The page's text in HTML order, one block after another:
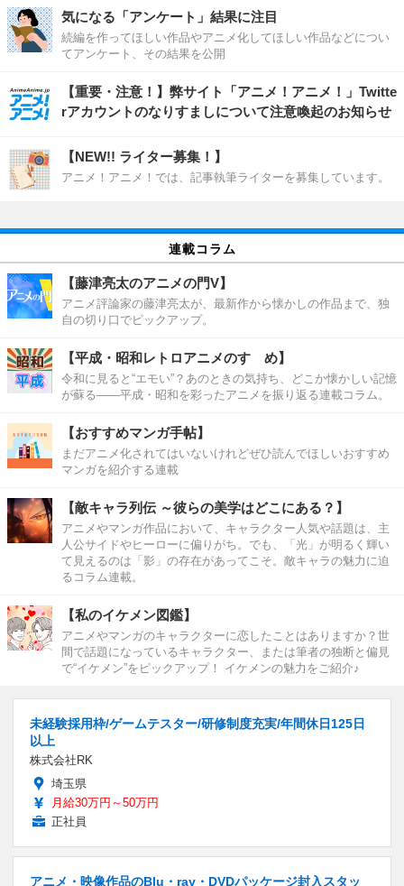
気になる「アンケート」結果に注目
続編を作ってほしい作品やアニメ化してほしい作品などについ
てアンケート、その結果を公開
【重要・注意！】弊サイト「アニメ！アニメ！」Twitte
rアカウントのなりすましについて注意喚起のお知らせ
【NEW!! ライター募集！】
アニメ！アニメ！では、記事執筆ライターを募集しています。
連載コラム
【藤津亮太のアニメの門V】
アニメ評論家の藤津亮太が、最新作から懐かしの作品まで、独
自の切り口でピックアップ。
【平成・昭和レトロアニメのすゝめ】
令和に見ると“エモい”？あのときの気持ち、どこか懐かしい記憶
が蘇る――平成・昭和を彩ったアニメを振り返る連載コラム。
【おすすめマンガ手帖】
まだアニメ化されてはいないけれどぜひ読んでほしいおすすめ
マンガを紹介する連載
【敵キャラ列伝 ～彼らの美学はどこにある？】
アニメやマンガ作品において、キャラクター人気や話題は、主
人公サイドやヒーローに偏りがち。でも、「光」が明るく輝い
て見えるのは「影」の存在があってこそ。敵キャラの魅力に迫
るコラム連載。
【私のイケメン図鑑】
アニメやマンガのキャラクターに恋したことはありますか？世
間で話題になっているキャラクター、または筆者の独断と偏見
で“イケメン”をピックアップ！ イケメンの魅力をご紹介♪
未経験採用枠/ゲームテスター/研修制度充実/年間休日125日
以上
株式会社RK
埼玉県
月給30万円～50万円
正社員
アニメ・映像作品のBlu・ray・DVDパッケージ封入スタッ